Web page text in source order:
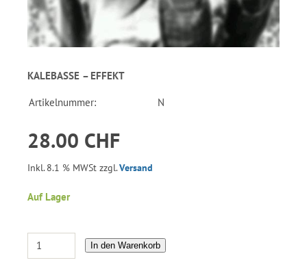
KALEBASSE – EFFEKT
Artikelnummer: N
28.00 CHF
Inkl. 8.1 % MWSt zzgl.Versand
Auf Lager
In den Warenkorb